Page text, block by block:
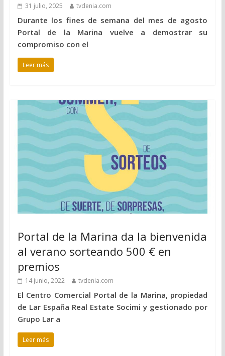
31 julio, 2025 tvdenia.com
Durante los fines de semana del mes de agosto
Portal de la Marina vuelve a demostrar su
compromiso con el
Leer más
Portal de la Marina da la bienvenida
al verano sorteando 500 € en
premios
14 junio, 2022 tvdenia.com
El Centro Comercial Portal de la Marina, propiedad
de Lar España Real Estate Socimi y gestionado por
Grupo Lar a
Leer más